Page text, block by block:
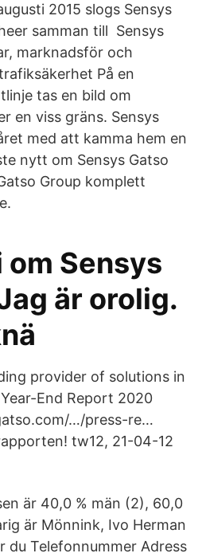
2015 slogs Sensys
samman till Sensys
marknadsför och
På en
tas en bild om
en viss gräns. Sensys
med att kamma hem en
nytt om Sensys Gatso
Group komplett
Sensys
är orolig.
provider of solutions in
End Report 2020
…/press-re…
tw12, 21-04-12
är 40,0 % män (2), 60,0
är Mönnink, Ivo Herman
du Telefonnummer Adress